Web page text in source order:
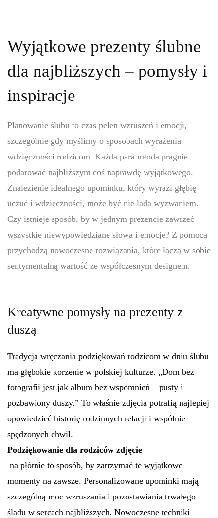
Wyjątkowe prezenty ślubne
dla najbliższych – pomysły i
inspiracje
Planowanie ślubu to czas pełen wzruszeń i emocji,
szczególnie gdy myślimy o sposobach wyrażenia
wdzięczności rodzicom. Każda para młoda pragnie
podarować najbliższym coś naprawdę wyjątkowego.
Znalezienie idealnego upominku, który wyrazi głębię
uczuć i wdzięczności, może być nie lada wyzwaniem.
Czy istnieje sposób, by w jednym prezencie zawrzeć
wszystkie niewypowiedziane słowa i emocje? Z pomocą
przychodzą nowoczesne rozwiązania, które łączą w sobie
sentymentalną wartość ze współczesnym designem.
Kreatywne pomysły na prezenty z
duszą
Tradycja wręczania podziękowań rodzicom w dniu ślubu
ma głębokie korzenie w polskiej kulturze. „Dom bez
fotografii jest jak album bez wspomnień – pusty i
pozbawiony duszy.” To właśnie zdjęcia potrafią najlepiej
opowiedzieć historię rodzinnych relacji i wspólnie
spędzonych chwil.
Podziękowanie dla rodziców zdjęcie
na płótnie to sposób, by zatrzymać te wyjątkowe
momenty na zawsze. Personalizowane upominki mają
szczególną moc wzruszania i pozostawiania trwałego
śladu w sercach najbliższych. Nowoczesne techniki